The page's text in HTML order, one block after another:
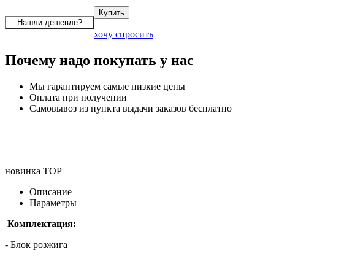
хочу спросить
Почему надо покупать у нас
Мы гарантируем самые низкие цены
Оплата при получении
Самовывоз из пункта выдачи заказов бесплатно
новинка TOP
Описание
Параметры
Комплектация:
- Блок розжига